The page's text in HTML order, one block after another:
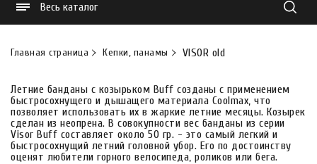
Весь каталог
Главная страница Кепки, панамы VISOR old
Летние банданы с козырьком Buff созданы с применением
быстросохнущего и дышащего материала Coolmax, что
позволяет использовать их в жаркие летние месяцы. Козырек
сделан из неопрена. В совокупности вес банданы из серии
Visor Buff составляет около 50 гр. - это самый легкий и
быстросохнущий летний головной убор. Его по достоинству
оценят любители горного велосипеда, роликов или бега.